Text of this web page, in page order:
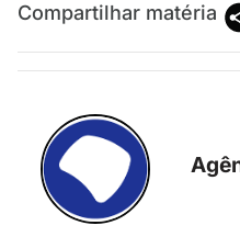
Compartilhar matéria